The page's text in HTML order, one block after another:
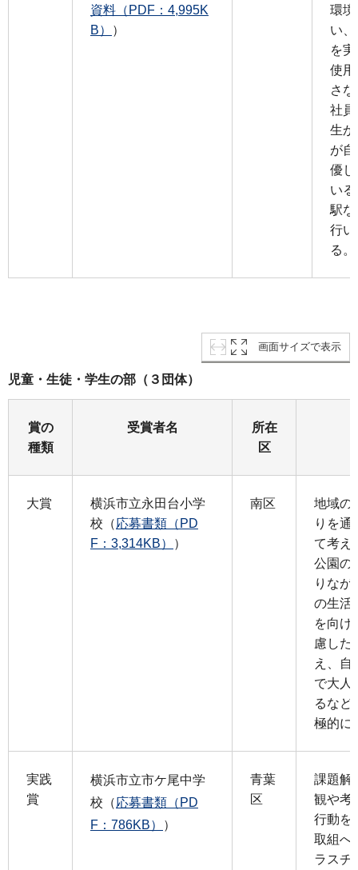
資料（PDF：4,995K
B）
）
環
い
を
使
さ
社
生
が
優
い
駅
行
る。
画面サイズで表示
児童・生徒・学生の部（３団体）
賞の
種類
受賞者名
所在
区
大賞
横浜市立永田台小学
校（応募書類（PD
F：3,314KB）
）
南区
地域の
りを通
て考え
公園の
りなが
の生活
を向け
慮した
え、自
で大人
るなど
極的に
実践
賞
横浜市立市ケ尾中学
校（応募書類（PD
F：786KB）
）
青葉
区
課題解
観や考
行動を
取組へ
ラスチ